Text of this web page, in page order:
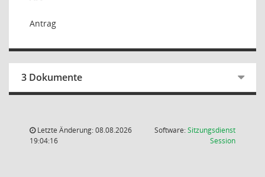
Antrag
3 Dokumente
Letzte Änderung: 08.08.2026
19:04:16
Software:Sitzungsdienst
Session(Wird in